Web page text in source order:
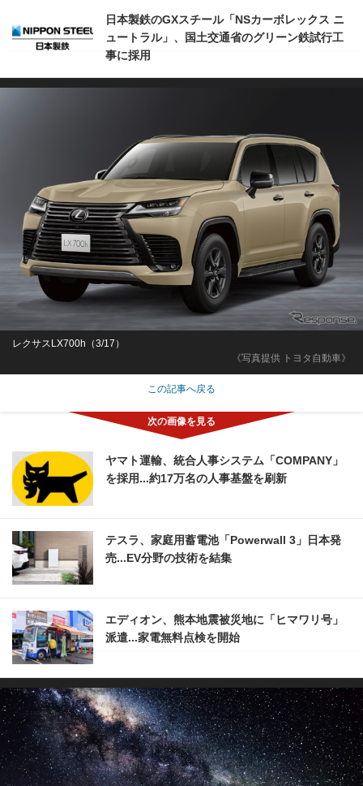
日本製鉄のGXスチール「NSカーボレックス ニ
ュートラル」、国土交通省のグリーン鉄試行工
事に採用
《写真提供 トヨタ自動車》
レクサスLX700h（3/17）
この記事へ戻る
ヤマト運輸、統合人事システム「COMPANY」
を採用...約17万名の人事基盤を刷新
テスラ、家庭用蓄電池「Powerwall 3」日本発
売...EV分野の技術を結集
エディオン、熊本地震被災地に「ヒマワリ号」
派遣...家電無料点検を開始